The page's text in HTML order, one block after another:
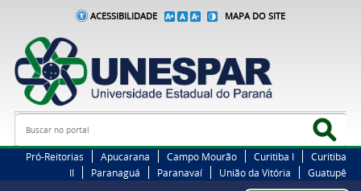
ACESSIBILIDADE MAPA DO SITE
Busca
Pró-Reitorias Apucarana Campo Mourão Curitiba I
Curitiba
II
Paranaguá Paranavaí União da Vitória Guatupê